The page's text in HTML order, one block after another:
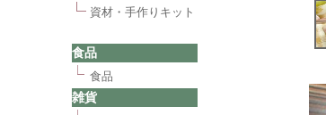
資材・手作りキット
食品
食品
雑貨